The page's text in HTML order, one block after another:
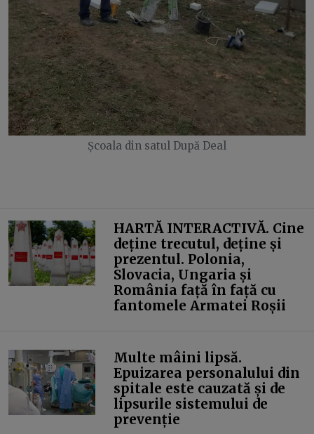
Școala din satul După Deal
HARTĂ INTERACTIVĂ. Cine
deține trecutul, deține și
prezentul. Polonia,
Slovacia, Ungaria și
România față în față cu
fantomele Armatei Roșii
Multe mâini lipsă.
Epuizarea personalului din
spitale este cauzată și de
lipsurile sistemului de
prevenție